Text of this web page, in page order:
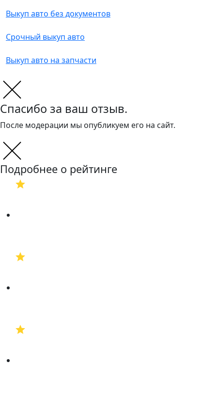
Выкуп авто без документов
Срочный выкуп авто
Выкуп авто на запчасти
Спасибо за ваш отзыв.
После модерации мы опубликуем его на сайт.
Подробнее о рейтинге